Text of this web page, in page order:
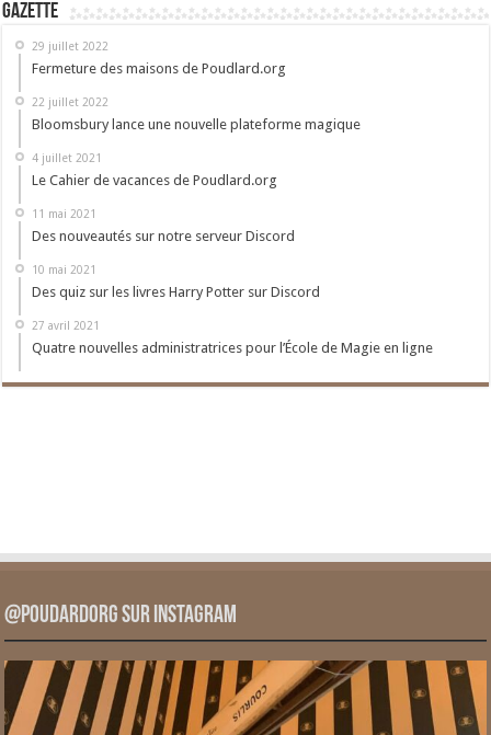
Gazette
29 juillet 2022
Fermeture des maisons de Poudlard.org
22 juillet 2022
Bloomsbury lance une nouvelle plateforme magique
4 juillet 2021
Le Cahier de vacances de Poudlard.org
11 mai 2021
Des nouveautés sur notre serveur Discord
10 mai 2021
Des quiz sur les livres Harry Potter sur Discord
27 avril 2021
Quatre nouvelles administratrices pour l’École de Magie en ligne
@PoudardOrg sur Instagram